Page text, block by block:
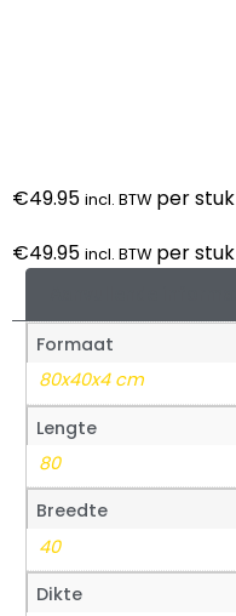
€49.95 incl. BTW per stuk
€49.95 incl. BTW per stuk
Formaat
80x40x4 cm
Lengte
80
Breedte
40
Dikte